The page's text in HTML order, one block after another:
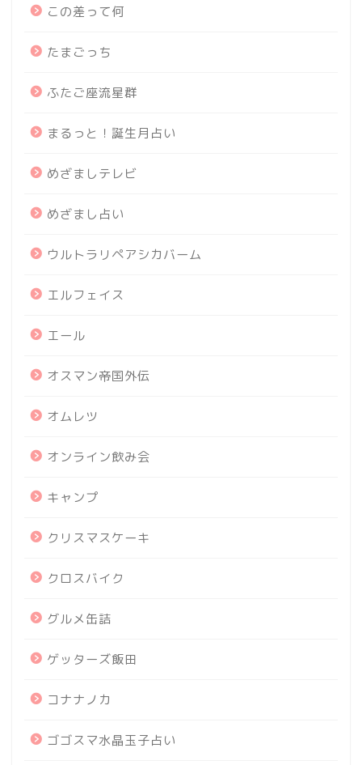
この差って何
たまごっち
ふたご座流星群
まるっと！誕生月占い
めざましテレビ
めざまし占い
ウルトラリペアシカバーム
エルフェイス
エール
オスマン帝国外伝
オムレツ
オンライン飲み会
キャンプ
クリスマスケーキ
クロスバイク
グルメ缶詰
ゲッターズ飯田
コナナノカ
ゴゴスマ水晶玉子占い